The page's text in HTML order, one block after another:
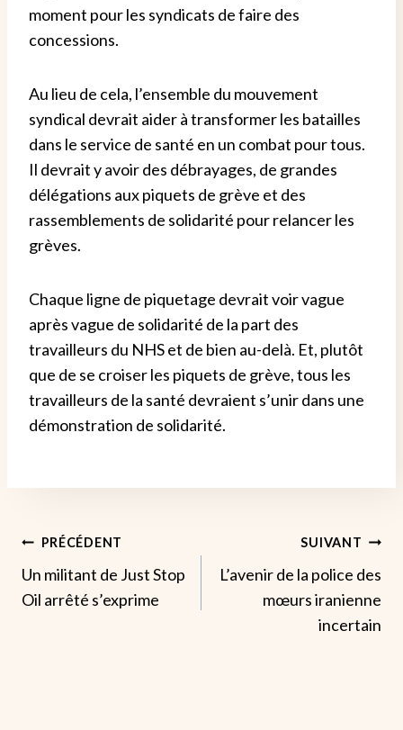
moment pour les syndicats de faire des
concessions.
Au lieu de cela, l’ensemble du mouvement
syndical devrait aider à transformer les batailles
dans le service de santé en un combat pour tous.
Il devrait y avoir des débrayages, de grandes
délégations aux piquets de grève et des
rassemblements de solidarité pour relancer les
grèves.
Chaque ligne de piquetage devrait voir vague
après vague de solidarité de la part des
travailleurs du NHS et de bien au-delà. Et, plutôt
que de se croiser les piquets de grève, tous les
travailleurs de la santé devraient s’unir dans une
démonstration de solidarité.
Navigation
De
PRÉCÉDENT
Un militant de Just Stop
Oil arrêté s’exprime
SUIVANT
L’avenir de la police des
mœurs iranienne
incertain